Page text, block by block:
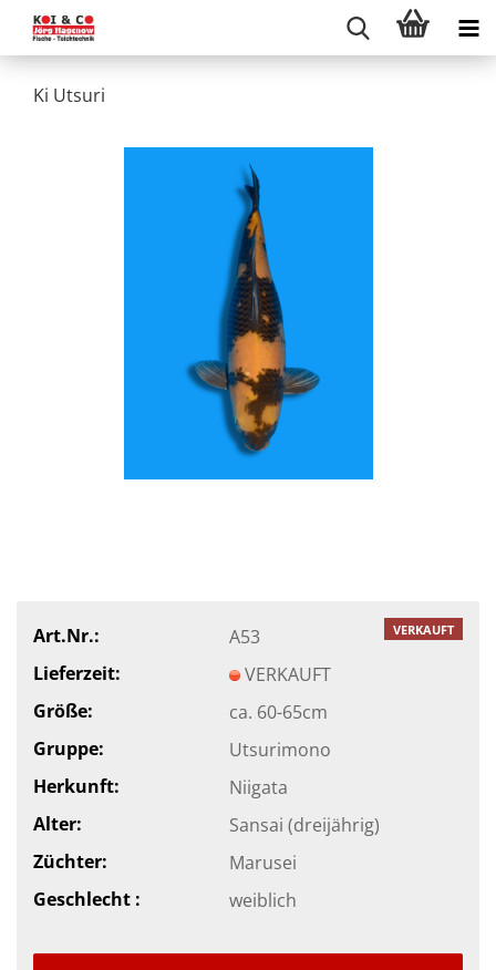
Ki Utsuri
VERKAUFT
Art.Nr.:
A53
Lieferzeit:
VERKAUFT
Größe:
ca. 60-65cm
Gruppe:
Utsurimono
Herkunft:
Niigata
Alter:
Sansai (dreijährig)
Züchter:
Marusei
Geschlecht :
weiblich